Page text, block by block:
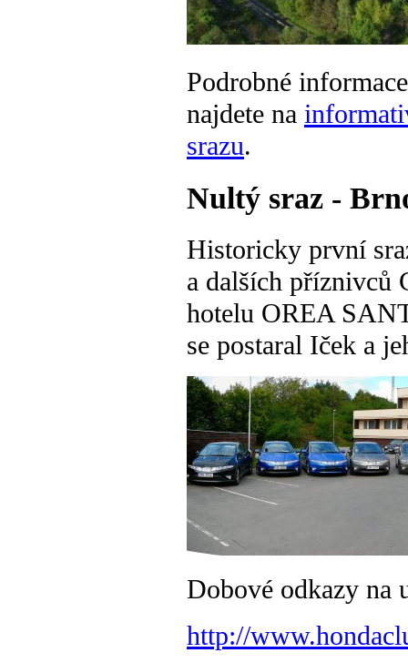
Podrobné
najdete na
srazu.
Nultý sraz -
Historicky první
a dalších příznivců
hotelu OREA
se postaral Iček a
Dobové odkazy na
http://